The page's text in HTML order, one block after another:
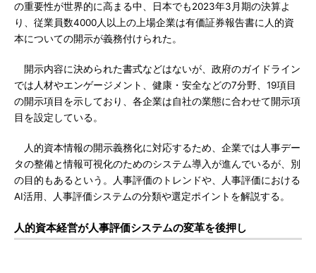
の重要性が世界的に高まる中、日本でも2023年3月期の決算よ
り、従業員数4000人以上の上場企業は有価証券報告書に人的資
本についての開示が義務付けられた。
開示内容に決められた書式などはないが、政府のガイドライン
では人材やエンゲージメント、健康・安全などの7分野、19項目
の開示項目を示しており、各企業は自社の業態に合わせて開示項
目を設定している。
人的資本情報の開示義務化に対応するため、企業では人事デー
タの整備と情報可視化のためのシステム導入が進んでいるが、別
の目的もあるという。人事評価のトレンドや、人事評価における
AI活用、人事評価システムの分類や選定ポイントを解説する。
人的資本経営が人事評価システムの変革を後押し